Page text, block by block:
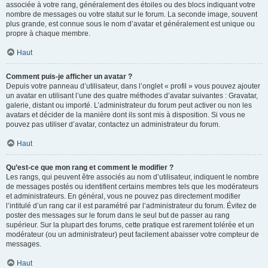
associée à votre rang, généralement des étoiles ou des blocs indiquant votre
nombre de messages ou votre statut sur le forum. La seconde image, souvent
plus grande, est connue sous le nom d’avatar et généralement est unique ou
propre à chaque membre.
Haut
Comment puis-je afficher un avatar ?
Depuis votre panneau d’utilisateur, dans l’onglet « profil » vous pouvez ajouter
un avatar en utilisant l’une des quatre méthodes d’avatar suivantes : Gravatar,
galerie, distant ou importé. L’administrateur du forum peut activer ou non les
avatars et décider de la manière dont ils sont mis à disposition. Si vous ne
pouvez pas utiliser d’avatar, contactez un administrateur du forum.
Haut
Qu’est-ce que mon rang et comment le modifier ?
Les rangs, qui peuvent être associés au nom d’utilisateur, indiquent le nombre
de messages postés ou identifient certains membres tels que les modérateurs
et administrateurs. En général, vous ne pouvez pas directement modifier
l’intitulé d’un rang car il est paramétré par l’administrateur du forum. Évitez de
poster des messages sur le forum dans le seul but de passer au rang
supérieur. Sur la plupart des forums, cette pratique est rarement tolérée et un
modérateur (ou un administrateur) peut facilement abaisser votre compteur de
messages.
Haut